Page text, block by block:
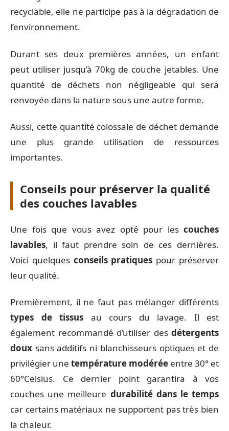
recyclable, elle ne participe pas à la dégradation de
l’environnement.
Durant ses deux premières années, un enfant
peut utiliser jusqu’à 70kg de couche jetables. Une
quantité de déchets non négligeable qui sera
renvoyée dans la nature sous une autre forme.
Aussi, cette quantité colossale de déchet demande
une plus grande utilisation de ressources
importantes.
Conseils pour préserver la qualité
des couches lavables
Une fois que vous avez opté pour les couches
lavables, il faut prendre soin de ces dernières.
Voici quelques conseils pratiques pour préserver
leur qualité.
Premièrement, il ne faut pas mélanger différents
types de tissus au cours du lavage. Il est
également recommandé d’utiliser des détergents
doux sans additifs ni blanchisseurs optiques et de
privilégier une température modérée entre 30° et
60°Celsius. Ce dernier point garantira à vos
couches une meilleure durabilité dans le temps
car certains matériaux ne supportent pas très bien
la chaleur.